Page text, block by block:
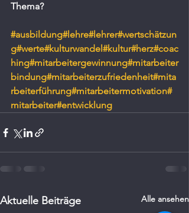
Thema?
#ausbildung#lehre#lehrer#wertschätzun
g#werte#kulturwandel#kultur#herz#coac
hing#mitarbeitergewinnung#mitarbeiter
bindung#mitarbeiterzufriedenheit#mita
rbeiterführung#mitarbeitermotivation#
mitarbeiter#entwicklung
Aktuelle Beiträge Alle ansehen